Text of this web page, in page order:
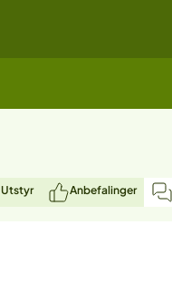
Utstyr Anbefalinger